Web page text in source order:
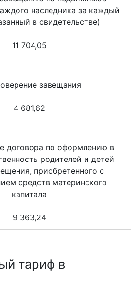
наследника за каждый
в свидетельстве)
11 704,05
завещания
4 681,62
договора по оформлению в
родителей и детей
приобретенного с
средств материнского
капитала
9 363,24
тариф в